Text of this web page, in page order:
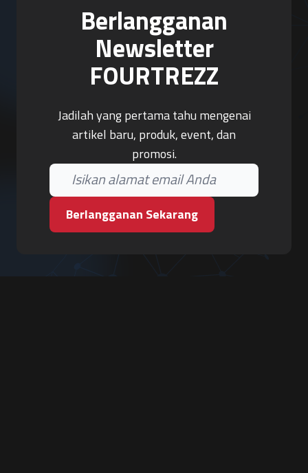
Berlangganan
Newsletter
FOURTREZZ
Jadilah yang pertama tahu mengenai
artikel baru, produk, event, dan
promosi.
Berlangganan Sekarang